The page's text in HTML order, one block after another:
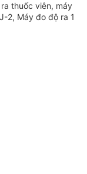
thuốc viên, máy
2, Máy đo độ ra 1